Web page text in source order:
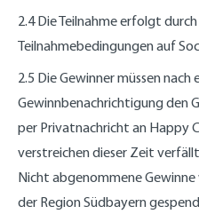
2.4 Die Teilnahme erfolgt
Teilnahmebedingungen auf
2.5 Die Gewinner müssen
Gewinnbenachrichtigung den
per Privatnachricht an Happy
verstreichen dieser Zeit
Nicht abgenommene
der Region Südbayern